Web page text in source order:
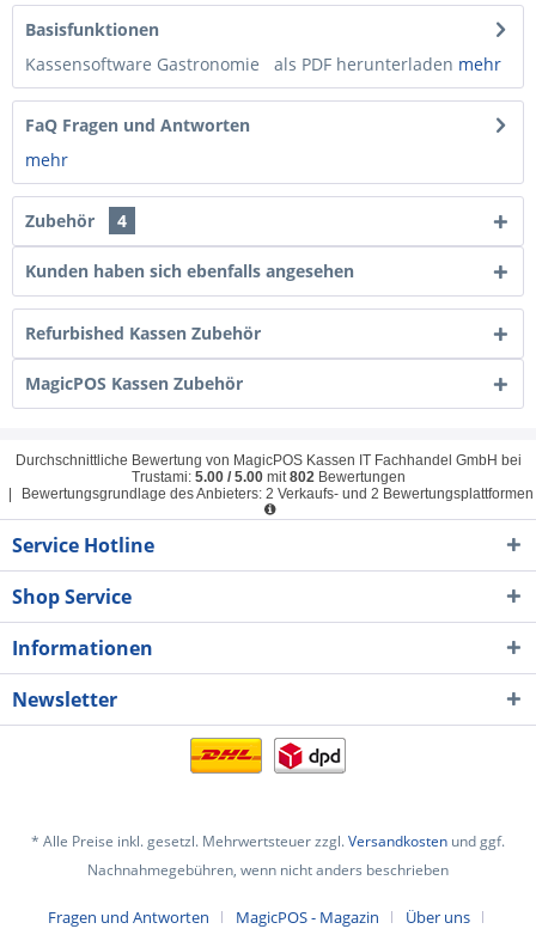
Basisfunktionen
Kassensoftware Gastronomie als PDF herunterladen mehr
FaQ Fragen und Antworten
mehr
Zubehör 4
Kunden haben sich ebenfalls angesehen
Refurbished Kassen Zubehör
MagicPOS Kassen Zubehör
Durchschnittliche Bewertung von MagicPOS Kassen IT Fachhandel GmbH bei
Trustami: 5.00/ 5.00mit802 Bewertungen
Bewertungsgrundlage des Anbieters: 2 Verkaufs- und 2 Bewertungsplattformen
Service Hotline
Shop Service
Informationen
Newsletter
* Alle Preise inkl. gesetzl. Mehrwertsteuer zzgl.Versandkosten und ggf.
Nachnahmegebühren, wenn nicht anders beschrieben
Fragen und Antworten MagicPOS - Magazin Über uns